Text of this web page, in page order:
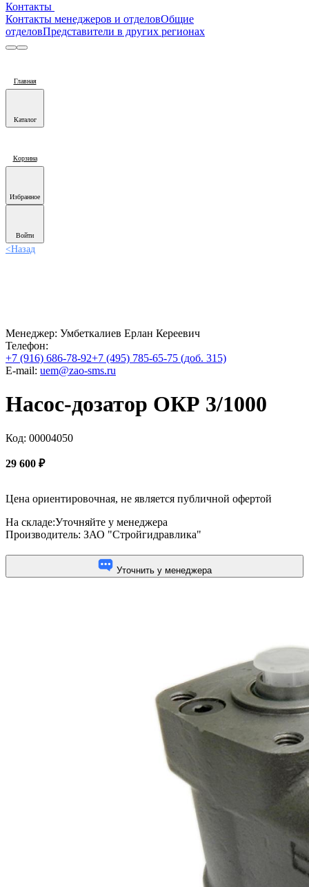
Контакты
Контакты менеджеров и отделовОбщие
отделовПредставители в других регионах
Главная
Каталог
Корзина
Избранное
Войти
<Назад
Менеджер: Умбеткалиев Ерлан Кереевич
Телефон:
+7 (916) 686-78-92+7 (495) 785-65-75 (доб. 315)
E-mail: uem@zao-sms.ru
Насос-дозатор ОКР 3/1000
Код: 00004050
29 600 ₽
Цена ориентировочная, не является публичной офертой
На складе:Уточняйте у менеджера
Производитель: ЗАО "Стройгидравлика"
Уточнить у менеджера